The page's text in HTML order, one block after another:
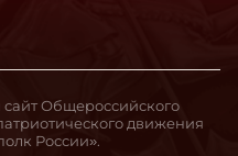
Общероссийского
движения
России».